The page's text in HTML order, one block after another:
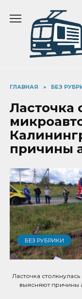
содержанию
ГЛАВНАЯ » БЕЗ
Ласточка
причины
БЕЗ РУБРИКИ
Ласточка
выясняют причины